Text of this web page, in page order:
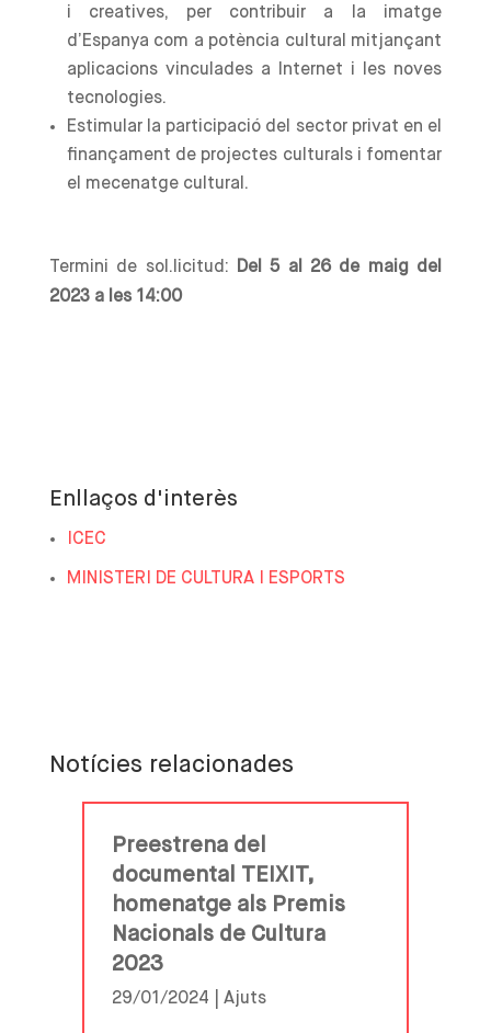
i creatives, per contribuir a la imatge
d’Espanya com a potència cultural mitjançant
aplicacions vinculades a Internet i les noves
tecnologies.
Estimular la participació del sector privat en el
finançament de projectes culturals i fomentar
el mecenatge cultural.
Termini de sol.licitud:
Del 5 al 26 de maig del
2023 a les 14:00
Enllaços d'interès
ICEC
MINISTERI DE CULTURA I ESPORTS
Notícies relacionades
Preestrena del
documental TEIXIT,
homenatge als Premis
Nacionals de Cultura
2023
29/01/2024 | Ajuts